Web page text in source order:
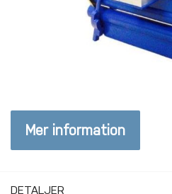
Mer information
DETALJER